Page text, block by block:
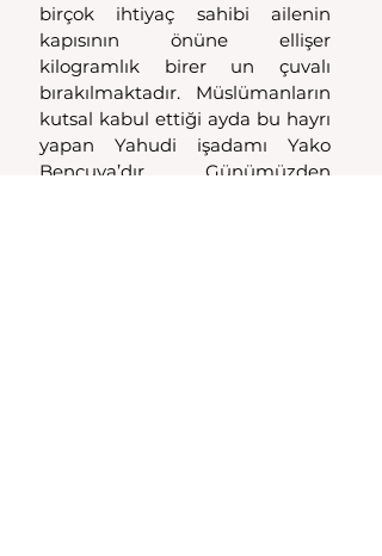
birçok ihtiyaç sahibi ailenin
kapısının önüne ellişer
kilogramlık birer un çuvalı
bırakılmaktadır. Müslümanların
kutsal kabul ettiği ayda bu hayrı
yapan Yahudi işadamı Yako
Bencuya’dır. Günümüzden